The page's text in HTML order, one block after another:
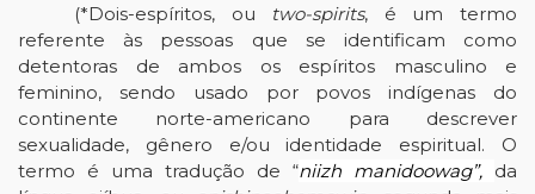
(*Dois-espíritos, ou two-spirits, é um termo
referente às pessoas que se identificam como
detentoras de ambos os espíritos masculino e
feminino, sendo usado por povos indígenas do
continente norte-americano para descrever
sexualidade, gênero e/ou identidade espiritual. O
termo é uma tradução de “niizh manidoowag”, da